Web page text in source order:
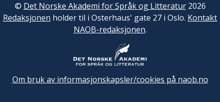
© Det Norske Akademi for Språk og Litteratur2026
Redaksjonen holder til i Osterhaus' gate 27 i Oslo. Kontakt
NAOB-redaksjonen.
Om bruk av informasjonskapsler/cookies på naob.no